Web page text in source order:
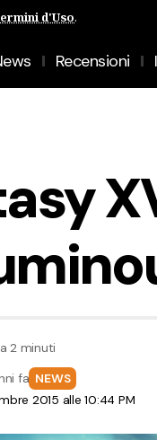
d'Uso.
Recensioni
2015 alle 10:44 PM
fa NEWS
2 minuti